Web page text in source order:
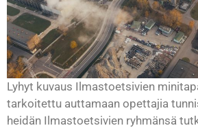
Lyhyt kuvaus Ilmastoetsivien
tarkoitettu auttamaan opettajia
heidän Ilmastoetsivien ryhmänsä